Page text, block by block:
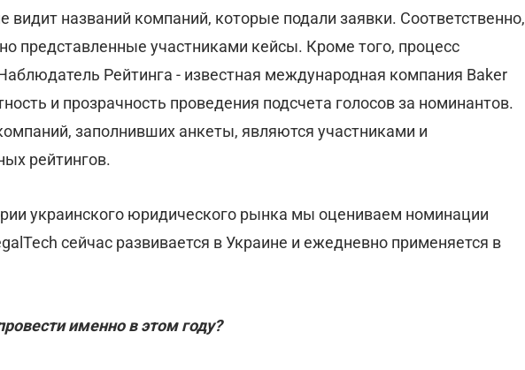
названий компаний, которые подали заявки. Соответственно,
представленные участниками кейсы. Кроме того, процесс
Рейтинга - известная международная компания Baker
и прозрачность проведения подсчета голосов за номинантов.
заполнивших анкеты, являются участниками и
рейтингов.
украинского юридического рынка мы оцениваем номинации
сейчас развивается в Украине и ежедневно применяется в
именно в этом году?